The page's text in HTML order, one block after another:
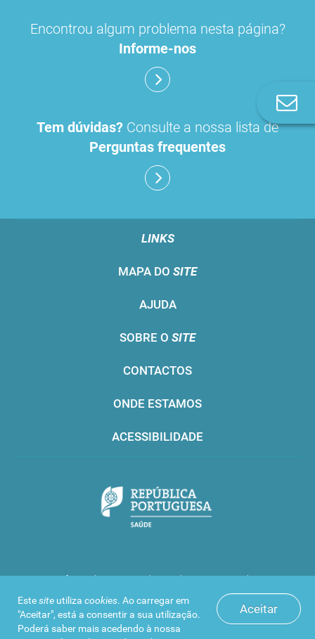
Aceitar
Estesite utiliza cookies. Ao carregar em
"Aceitar", está a consentir a sua utilização.
Poderá saber mais acedendo à nossa
Encontrou algum problema nesta página?
Informe-nos
Tem dúvidas? Consulte a nossa lista de
Perguntas frequentes
LINKS
MAPA DO SITE
AJUDA
SOBRE O SITE
CONTACTOS
ONDE ESTAMOS
ACESSIBILIDADE
Infarmed © 2016. Todos os direitos reservados